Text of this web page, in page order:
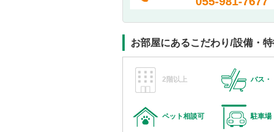
お部屋にあるこだわり/設備・
2階以上 バス・
ペット相談可 駐車場